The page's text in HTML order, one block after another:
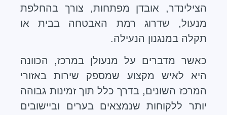
הצילינדר, אובדן מפתחות, צורך בהחלפת
מנעול, שדרוג רמת האבטחה בבית או
תקלה במנגנון הנעילה.
כאשר מדברים על מנעולן במרכז, הכוונה
היא לאיש מקצוע שמספק שירות באזורי
המרכז השונים, בדרך כלל תוך זמינות גבוהה
יותר ללקוחות שנמצאים בערים וביישובים